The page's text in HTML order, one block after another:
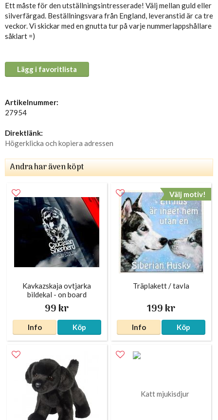
Ett måste för den utställningsintresserade! Välj mellan guld eller
silverfärgad. Beställningsvara från England, leveranstid är ca tre
veckor. Vi skickar med en gnutta tur på varje nummerlappshållare
såklart =)
Lägg i favoritlista
Artikelnummer:
27954
Direktlänk:
Högerklicka och kopiera adressen
Andra har även köpt
Kavkazskaja ovtjarka
bildekal - on board
99 kr
Info Köp
Välj motiv!
Träplakett / tavla
199 kr
Info Köp